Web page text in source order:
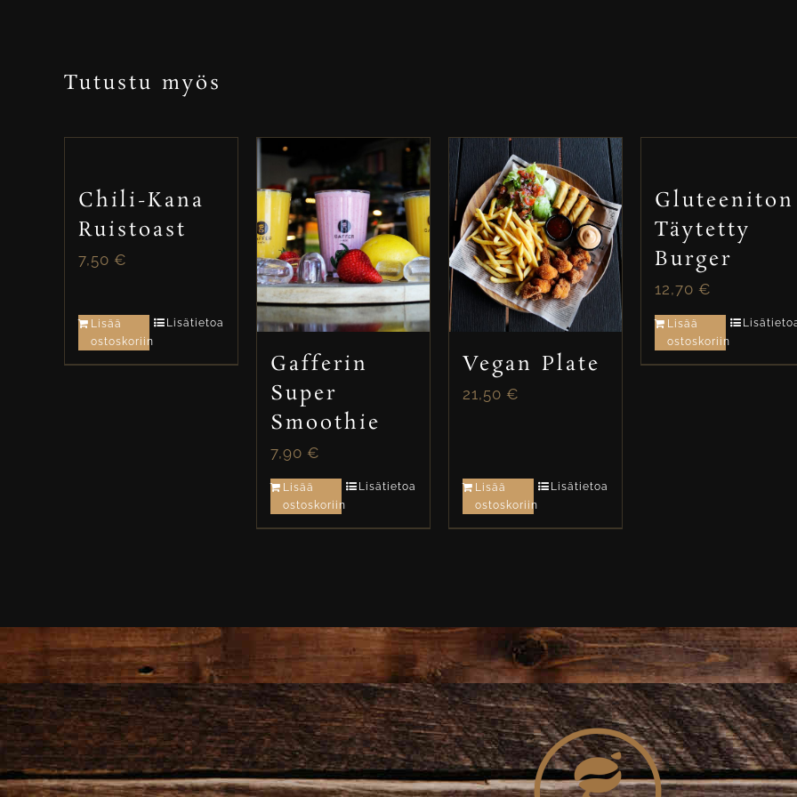
Tutustu myös
Chili-Kana
Ruistoast
7,50 €
Lisää
ostoskoriin
Lisätietoa
Gafferin
Super
Smoothie
7,90 €
Lisää
ostoskoriin
Lisätietoa
Vegan Plate
21,50 €
Lisää
ostoskoriin
Lisätietoa
Gluteeniton
Täytetty
Burger
12,70 €
Lisää
ostoskoriin